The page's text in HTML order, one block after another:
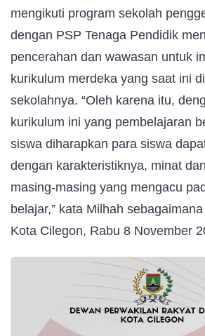
mengikuti program sekolah
dengan PSP Tenaga Pendidik
pencerahan dan wawasan untuk
kurikulum merdeka yang saat ini
sekolahnya. “Oleh karena itu,
kurikulum ini yang pembelajaran
siswa diharapkan para siswa
dengan karakteristiknya, minat
masing-masing yang mengacu
belajar,” kata Milhah
Kota Cilegon, Rabu 8 November